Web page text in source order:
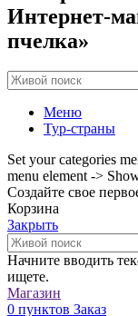
Интернет-
пчелка»
Меню
Тур-страны
Set your categories
menu element ->
Создайте свое
Корзина
Закрыть
Начните вводить
ищете.
Магазин
0 пунктов Заказ